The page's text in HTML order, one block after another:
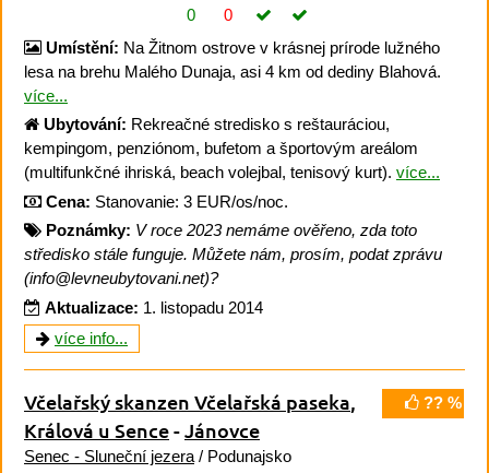
0
0
Umístění: Na Žitnom ostrove v krásnej prírode lužného
lesa na brehu Malého Dunaja, asi 4 km od dediny Blahová.
více...
Ubytování: Rekreačné stredisko s reštauráciou,
kempingom, penziónom, bufetom a športovým areálom
(multifunkčné ihriská, beach volejbal, tenisový kurt). více...
Cena: Stanovanie: 3 EUR/os/noc.
Poznámky: V roce 2023 nemáme ověřeno, zda toto
středisko stále funguje. Můžete nám, prosím, podat zprávu
(info@levneubytovani.net)?
Aktualizace: 1. listopadu 2014
více info...
?? %
Včelařský skanzen Včelařská paseka,
Králová u Sence-Jánovce
Senec - Sluneční jezera / Podunajsko